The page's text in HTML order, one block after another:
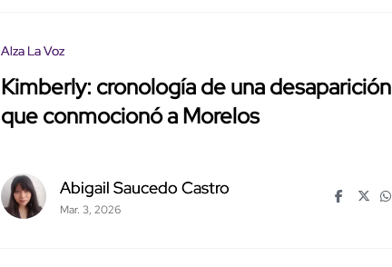
Alza La Voz
Kimberly: cronología de una desaparición
que conmocionó a Morelos
Abigail Saucedo Castro
Mar. 3, 2026